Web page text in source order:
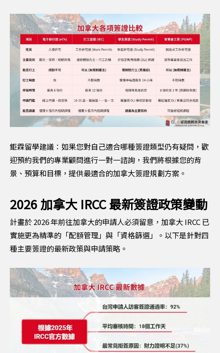
鉅霖留學建議：如果您對自己適合哪種簽證類型仍有疑問，歡
迎預約我們的專業顧問進行一對一諮詢，我們將根據您的背
景、預算和目標，提供最適合的加拿大簽證規劃方案。
2026 加拿大 IRCC 最新簽證政策變動
計畫於 2026 年前往加拿大的申請人必須留意，加拿大 IRCC 已
實施更為精準的「配額管理」與「資格篩選」。以下是針對四
種主要簽證的最新政策與申請策略。